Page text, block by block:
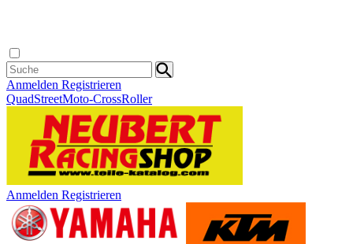
Anmelden Registrieren
QuadStreetMoto-CrossRoller
Anmelden Registrieren